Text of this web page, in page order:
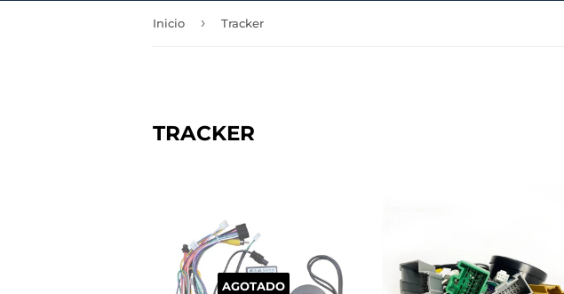
Inicio › Tracker
TRACKER
AGOTADO